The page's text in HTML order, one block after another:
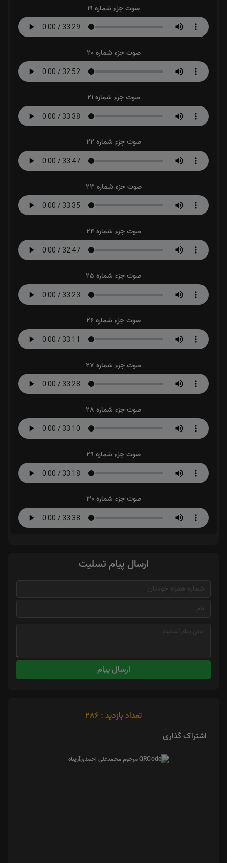
صوت جزء شماره 19
صوت جزء شماره 20
صوت جزء شماره 21
صوت جزء شماره 22
صوت جزء شماره 23
صوت جزء شماره 24
صوت جزء شماره 25
صوت جزء شماره 26
صوت جزء شماره 27
صوت جزء شماره 28
صوت جزء شماره 29
صوت جزء شماره 30
ارسال پیام تسلیت
ارسال پیام
تعداد بازدید : 286
اشتراک گذاری